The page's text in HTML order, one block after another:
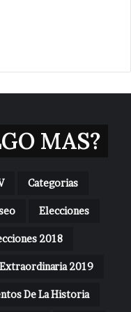
MAS?
Categorias
Elecciones
2018
2019
De La Historia